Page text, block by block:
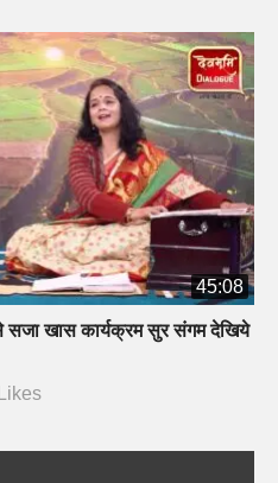
45:08
खास कार्यक्रम सुर संगम देखिये